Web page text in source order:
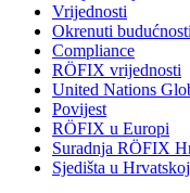
Vrijednosti
Okrenuti budućnosti
Compliance
RÖFIX vrijednosti
United Nations
Povijest
RÖFIX u Europi
Suradnja RÖFIX
Sjedišta u Hrvatskoj